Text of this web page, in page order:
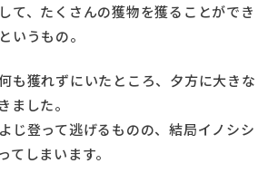
て、たくさんの獲物を獲ることができ
いうもの。
も獲れずにいたところ、夕方に大きな
ました。
じ登って逃げるものの、結局イノシシ
てしまいます。